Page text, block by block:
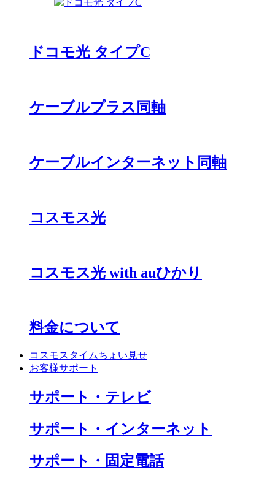
ドコモ光 タイプC
ケーブルプラス同軸
ケーブルインターネット同軸
コスモス光
コスモス光 with auひかり
料金について
コスモスタイムちょい見せ
お客様サポート
サポート・テレビ
サポート・インターネット
サポート・固定電話